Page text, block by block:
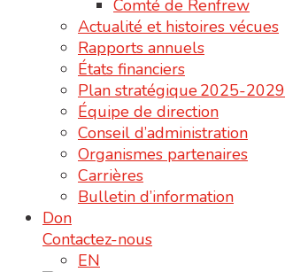
Comté de Renfrew
Actualité et histoires vécues
Rapports annuels
États financiers
Plan stratégique 2025-2029
Équipe de direction
Conseil d’administration
Organismes partenaires
Carrières
Bulletin d’information
Don
Contactez-nous
EN